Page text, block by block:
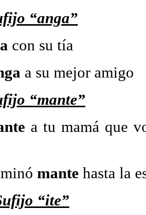
“anga”
con su
a su mejor amigo
“mante”
a tu
mante hasta la
“ite”